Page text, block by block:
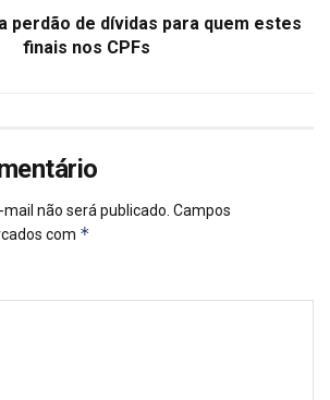
perdão de dívidas para quem estes
finais nos CPFs
não será publicado. Campos
com *